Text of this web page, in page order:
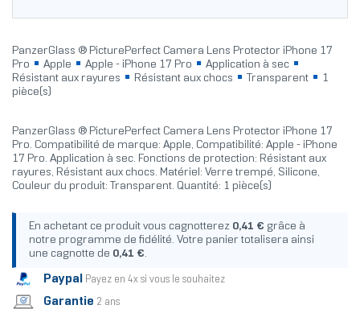
PanzerGlass ® PicturePerfect Camera Lens Protector iPhone 17
Pro
Apple Apple - iPhone 17 Pro
Application à sec
Résistant aux rayures
Résistant aux chocs Transparent
1
pièce(s)
PanzerGlass ® PicturePerfect Camera Lens Protector iPhone 17
Pro. Compatibilité de marque: Apple, Compatibilité: Apple - iPhone
17 Pro. Application à sec. Fonctions de protection: Résistant aux
rayures, Résistant aux chocs. Matériel: Verre trempé, Silicone,
Couleur du produit: Transparent. Quantité: 1 pièce(s)
En achetant ce produit vous cagnotterez 0,41 € grâce à
notre programme de fidélité. Votre panier totalisera ainsi
une cagnotte de 0,41 €.
Paypal Payez en 4x si vous le souhaitez
Garantie 2 ans